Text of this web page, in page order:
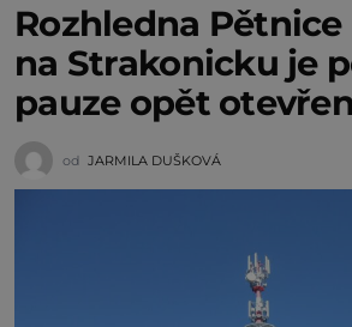
Rozhledna
na Strakonicku je
pauze opět
od JARMILA DUŠKOVÁ